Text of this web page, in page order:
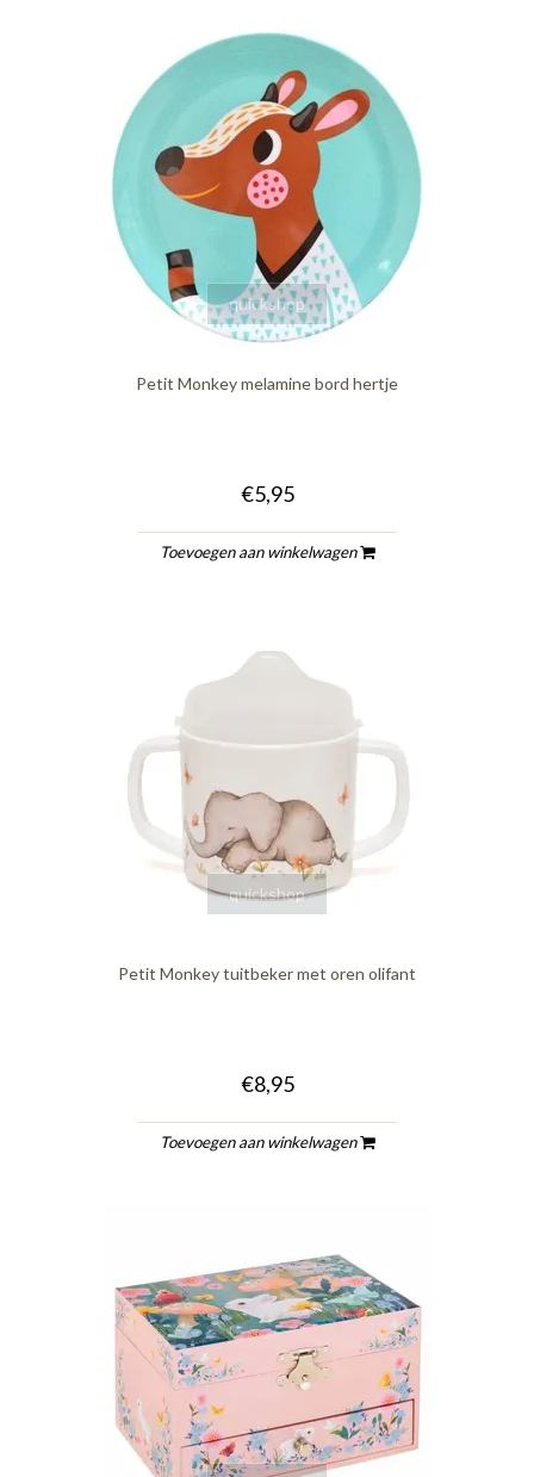
quickshop
Petit Monkey melamine bord hertje
€5,95
Toevoegen aan winkelwagen
quickshop
Petit Monkey tuitbeker met oren olifant
€8,95
Toevoegen aan winkelwagen